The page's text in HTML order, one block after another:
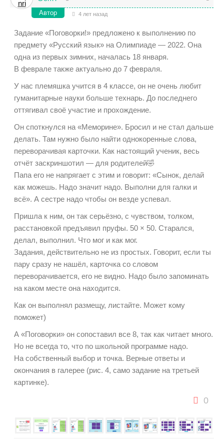
Автор 4 лет назад
Задание «Поговорки!» предложено к выполнению по
предмету «Русский язык» на Олимпиаде — 2022. Она
одна из первых зимних, началась 18 января.
В феврале также актуально до 7 февраля.
У нас племяшка учится в 4 классе, он не очень любит
гуманитарные науки больше технарь. До последнего
оттягивал своё участие и прохождение.
Он споткнулся на «Меморине». Бросил и не стал дальше
делать. Там нужно было найти однокоренные слова,
переворачивая карточки. Как настоящий ученик, весь
отчёт заскриншотил — для родителей🤣
Папа его не напрягает с этим и говорит: «Сынок, делай
как можешь. Надо значит надо. Выполни для галки и
всё». А сестре надо чтобы он везде успевал.
Пришла к ним, он так серьёзно, с чувством, толком,
расстановкой предъявил пруфы. 50 × 50. Старался,
делал, выполнил. Что мог и как мог.
Задания, действительно не из простых. Говорит, если ты
пару сразу не нашёл, карточка со словом
переворачивается, его не видно. Надо было запоминать
на каком месте она находится.
Как он выполнял размещу, листайте. Может кому
поможет)
А «Поговорки» он сопоставил все 8, так как читает много.
Но не всегда то, что по школьной программе надо.
На собственный выбор и точка. Верные ответы и
окончания в галерее (рис. 4, само задание на третьей
картинке).
0